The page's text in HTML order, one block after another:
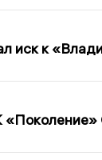
иск к